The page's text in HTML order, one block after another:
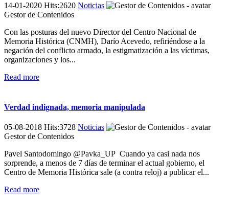
14-01-2020 Hits:2620 Noticias
Gestor de Contenidos
Con las posturas del nuevo Director del Centro Nacional de
Memoria Histórica (CNMH), Darío Acevedo, refiriéndose a la
negación del conflicto armado, la estigmatización a las víctimas,
organizaciones y los...
Read more
Verdad indignada, memoria manipulada
05-08-2018 Hits:3728 Noticias
Gestor de Contenidos
Pavel Santodomingo @Pavka_UP Cuando ya casi nada nos
sorprende, a menos de 7 días de terminar el actual gobierno, el
Centro de Memoria Histórica sale (a contra reloj) a publicar el...
Read more